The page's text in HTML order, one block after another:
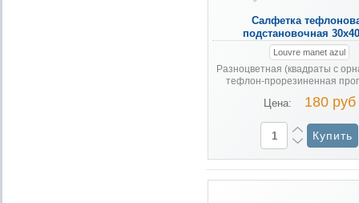
Салфетка
подстановочная
Louvre manet azul
Разноцветная (квадраты с
тефлон-прорезиненная
Цена: 180 руб